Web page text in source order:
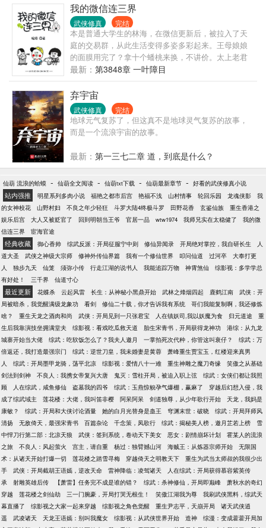
我的微信连三界
武侠修真 完结
本是普通大学生的林海，在微信更新后，被拉入了天
庭的交易群，从此生活变得多姿多彩起来。王母娘娘
的面膜用完了？拿十个蟠桃来换，不讲价。太上老君
想抽软中华？十颗天地造化丹，概不赊账。红孩儿想
喝哇哈哈？三昧真火拿过来，赶紧的。嫦娥想穿情趣
内衣？哎呀，这个不好办，容我亲自过去一趟，丈量
下尺寸再说。秦广王想要辆新款跑车？......
最新： 第3848章 一叶障目
弃宇宙
武侠修真 完结
地球元气复苏了，但这真不是地球灵气复苏的故事，
而是一个流浪宇宙的故事。
最新： 第一三七二章 道，到底是什么？
仙葫 流浪的蛤蟆 - 仙葫全文阅读 - 仙葫txt下载 - 仙葫最新章节 - 好看的武侠修真小说
站内强推 明星系列多肉小说 福艳之都市后宫 艳福不浅 山村情事 轮回乐园 龙魂侠影
我
的女神校花
山野村妇 不良之年少轻狂 斗罗大陆4终极斗罗 田野花香 玄鉴仙族
重生香港之
娱乐后宫
大人又被贬官了 回到明朝当王爷 官居一品 wtw1974 我师兄实在太稳健了
我的微
信连三界
宦海官途
经典收藏 御心香帅 综武反派：开局征服宁中则 修仙异闻录 开局绝对掌控，我自研长生
人
道大圣
武侠之神级大宗师 修神外传仙界篇 我有一个修仙世界 叩问仙道 过河卒
大奉打更
人
独步九天 仙笼 须弥小传 行走江湖的说书人 我能追踪万物 神霄煞仙
综影视：多学学总
有好处！
三千界 仙道寸心
最近更新 花蝶杀 云起风雷 长生：从神秘小黑鼎开始 武林之烽烟四起 鹿鹤江南
武侠：开
局被暗杀，我觉醒满级龙象功
看剑 修仙二十载，你才告诉我有系统
哥们我能复制啊，我还修炼
啥？
重生天龙之酒肉和尚 武侠：开局见到一只张君宝 人在镇妖司,我以妖魔为食 归元道途
重
生后我靠演技坐拥满堂夫
综影视：看戏吃瓜救天道 胎生宋青书，开局获得龙神功
港综：从九龙
城寨开始当大佬
综武：吃软饭怎么了？我夫人邀月 一掌拍死次代种，你管这叫衰仔？
综武：万
倍返还，我打造最强宗门
综武：逆世刀皇，我未婚妻是黄蓉
萧峰重生贾宝玉，红楼迎来真男
人
综武：开局墨甲龙骑，荡平北凉 综影视：爱情八十一难 重生神雕之魔刀奇缘
笑傲之从基础
剑法到剑神
不良人：我携女帝复兴大唐 鬼灭：雪柱开局，被迫入职上弦
综武：女侠们都让我照
顾
人在综武，咸鱼修仙 盗墓我的四爷 综武：玉燕惊鲵孕气爆棚，赢麻了
穿越后幻想入侵，我
成了综武域主
莲花楼：大佬，我叫笛非樱 阿呆阿呆 剑道独尊，从少年歌行开始
天龙，我妈是
康敏？
综武：开局和大侠讨论酒量 她的白月光替身是蛊王 穹渊末世：破晓
综武：开局拜师风
清扬
无敌倚天，最强宋青书 百篇杂论 千念策，凤歌行 综武：揭秘美人榜，邀月芷若上榜
雪
中悍刀行第二部：北凉天狼
武侠：签到系统，卷动天下美女 恶女：剧情崩坏计划
霍某人的流浪
之旅
不良人：风起萤火 宫主，请自重 杨过：独臂撼山河 海贼王：从炼器宗师开始
无限国
术：从诸天开始打爆一切
莲花楼之踏雪寻梅 穿越倚天之明教天下
重生为武当太师叔的我很少出
手
武侠：开局截胡王语嫣，逆改天命 雷神降临：凌驾诸天
人在综武：开局获得慕容紫英传
承
射雕英雄后传 【萧雷】任务完不成是谁的错？ 综武：杀神修仙，开局即巅峰
萧秋水的奇幻
穿越
莲花楼之剑仙劫 三一门腕豪，开局打哭无根生！ 笑傲江湖我为尊
我刷武侠黑料，综武天
幕直播了
综影视之大家一起来穿越 综影视之角色觉醒 重生尹志平，天崩开局
诸天武侠逍
遥
武凌诸天 天龙王语嫣：别叫我魔女 综影视：从武侠世界开始 造神
综漫：变成藿藿开局加